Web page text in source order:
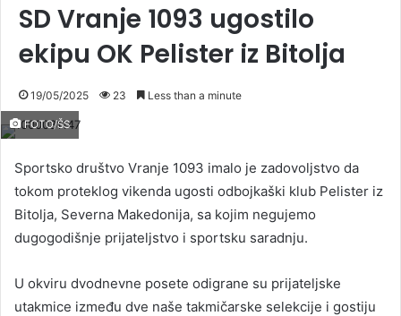
SD Vranje 1093 ugostilo
ekipu OK Pelister iz Bitolja
19/05/2025 23 Less than a minute
FOTO/ŠS
Sportsko društvo Vranje 1093 imalo je zadovoljstvo da
tokom proteklog vikenda ugosti odbojkaški klub Pelister iz
Bitolja, Severna Makedonija, sa kojim negujemo
dugogodišnje prijateljstvo i sportsku saradnju.
U okviru dvodnevne posete odigrane su prijateljske
utakmice između dve naše takmičarske selekcije i gostiju